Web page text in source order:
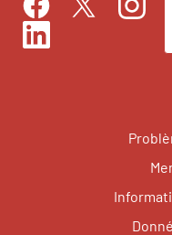
FacebookTwitter
LinkedIn